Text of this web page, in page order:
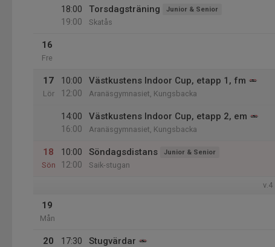
18:00
19:00
Torsdagsträning Junior & Senior
Skatås
16
Fre
17
Lör
10:00
12:00
Västkustens Indoor Cup, etapp 1, fm
Aranäsgymnasiet, Kungsbacka
14:00
16:00
Västkustens Indoor Cup, etapp 2, em
Aranäsgymnasiet, Kungsbacka
18
Sön
10:00
12:00
Söndagsdistans Junior & Senior
Saik-stugan
v.4
19
Mån
20
17:30
Stugvärdar